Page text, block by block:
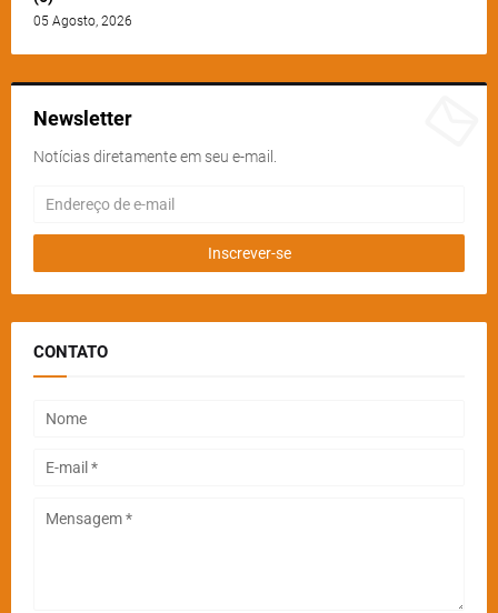
05 Agosto, 2026
Newsletter
Notícias diretamente em seu e-mail.
CONTATO